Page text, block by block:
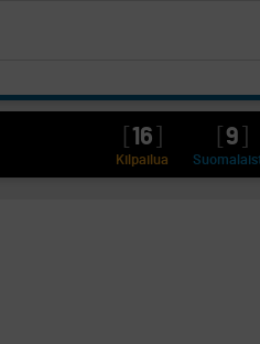
16 9
Kilpailua